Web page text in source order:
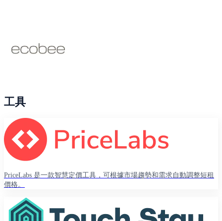
工具
PriceLabs 是一款智慧定價工具，可根據市場趨勢和需求自動調整短租
價格。